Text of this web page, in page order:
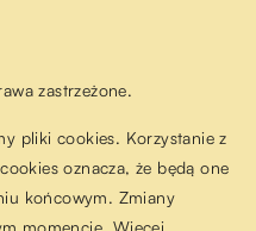
zastrzeżone.
pliki cookies. Korzystanie z
oznacza, że będą one
końcowym. Zmiany